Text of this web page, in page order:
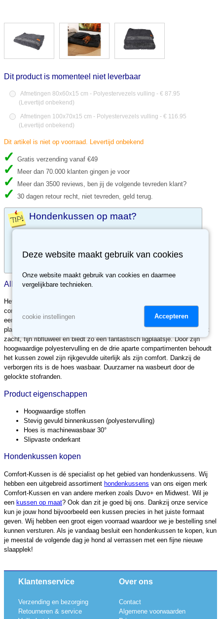
Dit product is momenteel niet leverbaar
Afmetingen 80x60x15 cm - Polyestervezels vulling - € 87.95
(Levertijd onbekend)
Afmetingen 100x70x15 cm - Polyestervezels vulling - € 116.95
(Levertijd onbekend)
Dit artikel is niet op voorraad. Levertijd onbekend
Gratis verzending vanaf €49
Meer dan 70.000 klanten gingen je voor
Meer dan 3500 reviews, ben jij de volgende tevreden klant?
30 dagen retour recht, niet tevreden, geld terug.
Hondenkussen op maat?
Alles over Snuggle hondenkussen Toby grijs
Het Toby snuggle kussen van D&D HOME is een buitengewoon
comfortabel hondenbed. Het ribfluwelen kussen heeft een slaapzak met
een zachte voering in fleece, zodat uw hond zich op een warm en knus
plaatsje kan nestelen. De buitenkant van het kussen is overtrokken met
zacht, fijn ribfluweel en biedt zo een fantastisch ligplaatsje. Door zijn
hoogwaardige polyestervulling en de drie aparte compartimenten behoudt
het kussen zowel zijn rijkgevulde uiterlijk als zijn comfort. Dankzij de
verborgen rits is de hoes wasbaar. Duurzamer na wasbeurt door de
gelockte stofranden.
Product eigenschappen
Hoogwaardige stoffen
Stevig gevuld binnenkussen (polyestervulling)
Hoes is machinewasbaar 30°
Slipvaste onderkant
Hondenkussen kopen
Comfort-Kussen is dé specialist op het gebied van hondenkussens. Wij
hebben een uitgebreid assortiment hondenkussens van ons eigen merk
Comfort-Kussen en van andere merken zoals Duvo+ en Midwest. Wil je
een kussen op maat? Ook dan zit je goed bij ons. Dankzij onze service
kun je jouw hond bijvoorbeeld een kussen precies in het juiste formaat
geven. Wij hebben een groot eigen voorraad waardoor we je bestelling snel
kunnen versturen. Als je vandaag besluit een hondenkussen te kopen, kun
je meestal de volgende dag je hond al verrassen met een fijne nieuwe
slaapplek!
Klantenservice
Verzending en bezorging
Retourneren & service
Over ons
Contact
Algemene voorwaarden
Deze website maakt gebruik van cookies
Onze website maakt gebruik van cookies en daarmee
vergelijkbare technieken.
cookie instellingen Accepteren